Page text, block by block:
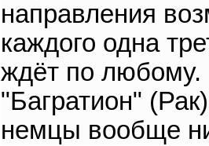
направления
каждого одна
ждёт по любому.
"Багратион"
немцы вообще